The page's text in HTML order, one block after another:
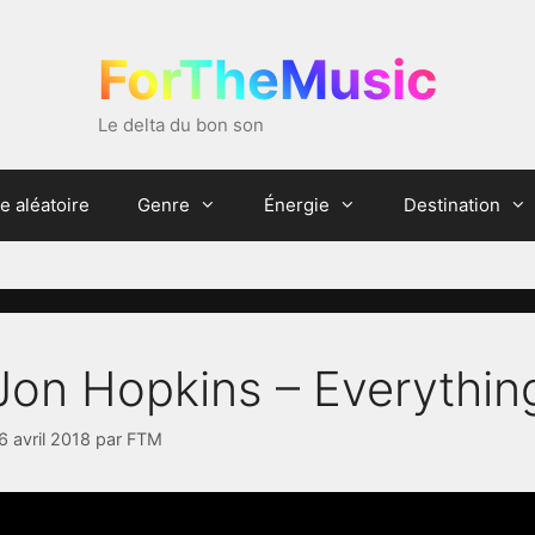
ForTheMusic
Le delta du bon son
aléatoire Genre Énergie Destination
Hopkins –
avril 2018 par FTM